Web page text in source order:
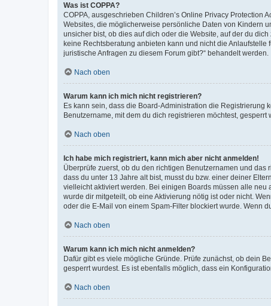
Was ist COPPA?
COPPA, ausgeschrieben Children’s Online Privacy Protection
Websites, die möglicherweise persönliche Daten von Kindern
unsicher bist, ob dies auf dich oder die Website, auf der du
keine Rechtsberatung anbieten kann und nicht die
juristische Anfragen zu diesem Forum gibt?“ behandelt werden.
Nach oben
Warum kann ich mich nicht registrieren?
Es kann sein, dass die Board-Administration die Registrierung
Benutzername, mit dem du dich registrieren möchtest,
Nach oben
Ich habe mich registriert, kann mich aber nicht anmelden!
Überprüfe zuerst, ob du den richtigen Benutzernamen und
dass du unter 13 Jahre alt bist, musst du bzw. einer deiner
vielleicht aktiviert werden. Bei einigen Boards müssen alle
wurde dir mitgeteilt, ob eine Aktivierung nötig ist oder nicht.
oder die E-Mail von einem Spam-Filter blockiert wurde. Wenn
Nach oben
Warum kann ich mich nicht anmelden?
Dafür gibt es viele mögliche Gründe. Prüfe zunächst, ob dein
gesperrt wurdest. Es ist ebenfalls möglich, dass ein
Nach oben